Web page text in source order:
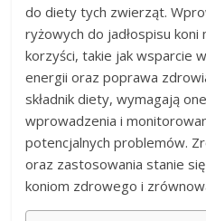
do diety tych zwierząt.
ryżowych do jadłospisu koni
korzyści, takie jak wsparcie
energii oraz poprawa
składnik diety, wymagają
wprowadzenia i
potencjalnych problemów.
oraz zastosowania stanie
koniom zdrowego i